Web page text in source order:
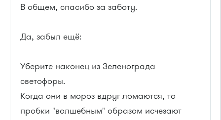
В общем, спасибо за заботу.
Да, забыл ещё:
Уберите наконец из Зеленограда
светофоры.
Когда они в мороз вдруг ломаются, то
пробки "волшебным" образом исчезают